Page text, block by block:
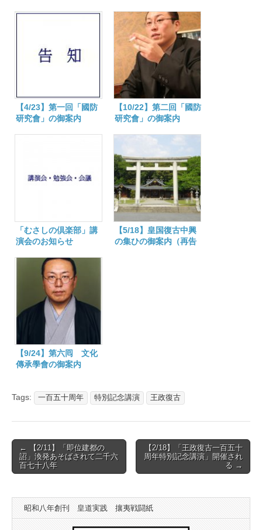
【4/23】第一回「國防
研究會」の御案内
【10/22】第二回「國防
研究會」の御案内
「むさしの倶楽部」講
演会のお知らせ
【5/18】皇国復古中興
の集ひの御案内（再告
【9/24】第六囘 文化
傳承學會の御案内
Tags: 一百五十周年 特別記念講演 王政復古
Post
navigation
← 【2/11】「即位建都の
詔」渙発あそばされて二千六
百七十八年
【2/18】「王政復古一百五十
周年特別記念講演」開催され
る →
昭和八年創刊 皇道実践 攘夷戦闘紙